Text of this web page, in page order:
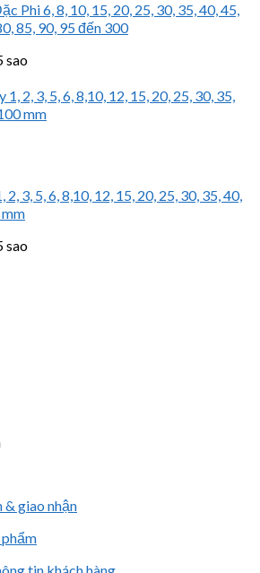
Phi 6, 8, 10, 15, 20, 25, 30, 35, 40, 45,
85, 90, 95 đến 300
sao
3, 5, 6, 8,10, 12, 15, 20, 25, 30, 35, 40,
sao
& giao nhận